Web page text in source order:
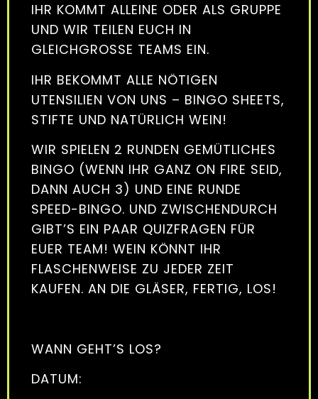
IHR KOMMT ALLEINE ODER ALS GRUPPE
UND WIR TEILEN EUCH IN
GLEICHGROSSE TEAMS EIN.
IHR BEKOMMT ALLE NÖTIGEN
UTENSILIEN VON UNS – BINGO SHEETS,
STIFTE UND NATÜRLICH WEIN!
WIR SPIELEN 2 RUNDEN GEMÜTLICHES
BINGO (WENN IHR GANZ ON FIRE SEID,
DANN AUCH 3) UND EINE RUNDE
SPEED-BINGO. UND ZWISCHENDURCH
GIBT’S EIN PAAR QUIZFRAGEN FÜR
EUER TEAM! WEIN KÖNNT IHR
FLASCHENWEISE ZU JEDER ZEIT
KAUFEN. AN DIE GLÄSER, FERTIG, LOS!
WANN GEHT’S LOS?
DATUM: